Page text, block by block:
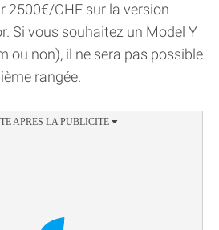
2500€/CHF sur la version
Si vous souhaitez un Model Y
ou non), il ne sera pas possible
rangée.